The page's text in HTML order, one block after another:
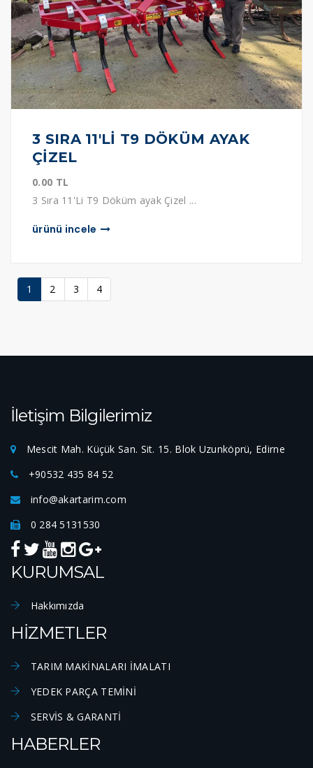
3 SIRA 11'Lİ T9 DÖKÜM AYAK
ÇİZEL
0.00 TL
3 Sıra 11'Li T9 Döküm ayak Çizel ...
ürünü i̇ncele
1 2 3 4
İletişim Bilgilerimiz
Mescit Mah. Küçük San. Sit. 15. Blok Uzunköprü, Edirne
+90532 435 84 52
info@akartarim.com
0 284 5131530
KURUMSAL
Hakkımızda
HİZMETLER
TARIM MAKİNALARI İMALATI
YEDEK PARÇA TEMİNİ
SERVİS & GARANTİ
HABERLER